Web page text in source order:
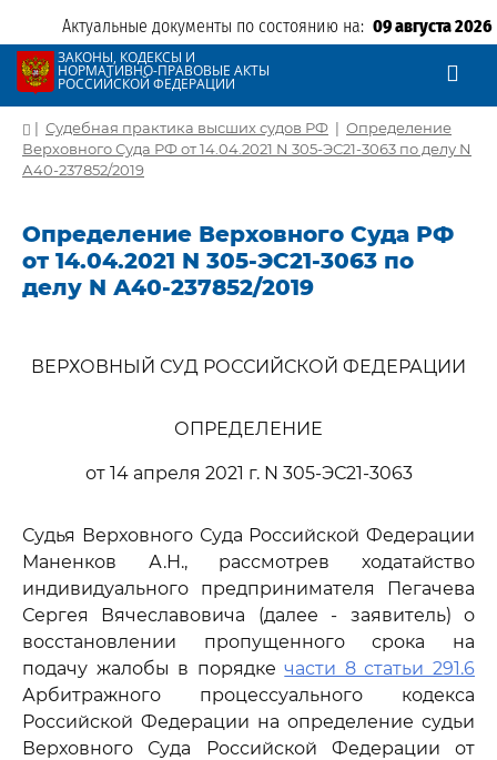
Актуальные документы по состоянию на: 09 августа 2026
ЗАКОНЫ, КОДЕКСЫ И
НОРМАТИВНО-ПРАВОВЫЕ АКТЫ
РОССИЙСКОЙ ФЕДЕРАЦИИ
| Судебная практика высших судов РФ | Определение
Верховного Суда РФ от 14.04.2021 N 305-ЭС21-3063 по делу N
А40-237852/2019
Определение Верховного Суда РФ
от 14.04.2021 N 305-ЭС21-3063 по
делу N А40-237852/2019
ВЕРХОВНЫЙ СУД РОССИЙСКОЙ ФЕДЕРАЦИИ
ОПРЕДЕЛЕНИЕ
от 14 апреля 2021 г. N 305-ЭС21-3063
Судья Верховного Суда Российской Федерации
Маненков А.Н., рассмотрев ходатайство
индивидуального предпринимателя Пегачева
Сергея Вячеславовича (далее - заявитель) о
восстановлении пропущенного срока на
подачу жалобы в порядкечасти 8 статьи 291.6
Арбитражного процессуального кодекса
Российской Федерации на определение судьи
Верховного Суда Российской Федерации от